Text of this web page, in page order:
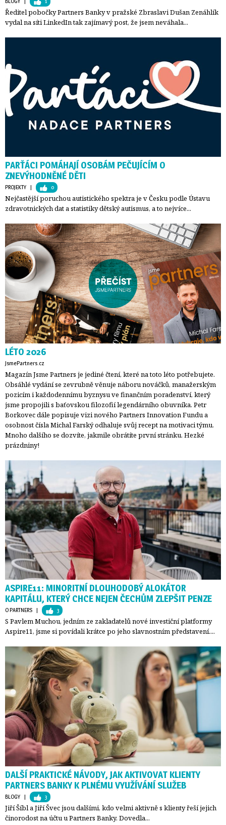
Ředitel pobočky Partners Banky v pražské Zbraslavi Dušan Zenáhlík
vydal na síti LinkedIn tak zajímavý post, že jsem neváhala...
PARŤÁCI POMÁHAJÍ OSOBÁM PEČUJÍCÍM O
ZNEVÝHODNĚNÉ DĚTI
PROJEKTY | 0
Nejčastější poruchou autistického spektra je v Česku podle Ústavu
zdravotnických dat a statistiky dětský autismus, a to nejvíce...
LÉTO 2026
JsmePartners.cz
Magazín Jsme Partners je jediné čtení, které na toto léto potřebujete.
Obsáhlé vydání se zevrubně věnuje náboru nováčků, manažerským
pozicím i každodennímu byznysu ve finančním poradenství, který
jsme propojili s baťovskou filozofií legendárního obuvníka. Petr
Borkovec dále popisuje vizi nového Partners Innovation Fundu a
osobnost čísla Michal Farský odhaluje svůj recept na motivaci týmu.
Mnoho dalšího se dozvíte, jakmile obrátíte první stránku. Hezké
prázdniny!
ASPIRE11: MINORITNÍ DLOUHODOBÝ ALOKÁTOR
KAPITÁLU, KTERÝ CHCE NEJEN ČECHŮM ZLEPŠIT PENZE
O PARTNERS | 3
S Pavlem Muchou, jedním ze zakladatelů nové investiční platformy
Aspire11, jsme si povídali krátce po jeho slavnostním představení....
DALŠÍ PRAKTICKÉ NÁVODY, JAK AKTIVOVAT KLIENTY
PARTNERS BANKY K PLNÉMU VYUŽÍVÁNÍ SLUŽEB
BLOGY | 3
Jiří Šíbl a Jiří Švec jsou dalšími, kdo velmi aktivně s klienty řeší jejich
činorodost na účtu u Partners Banky. Dovedla...